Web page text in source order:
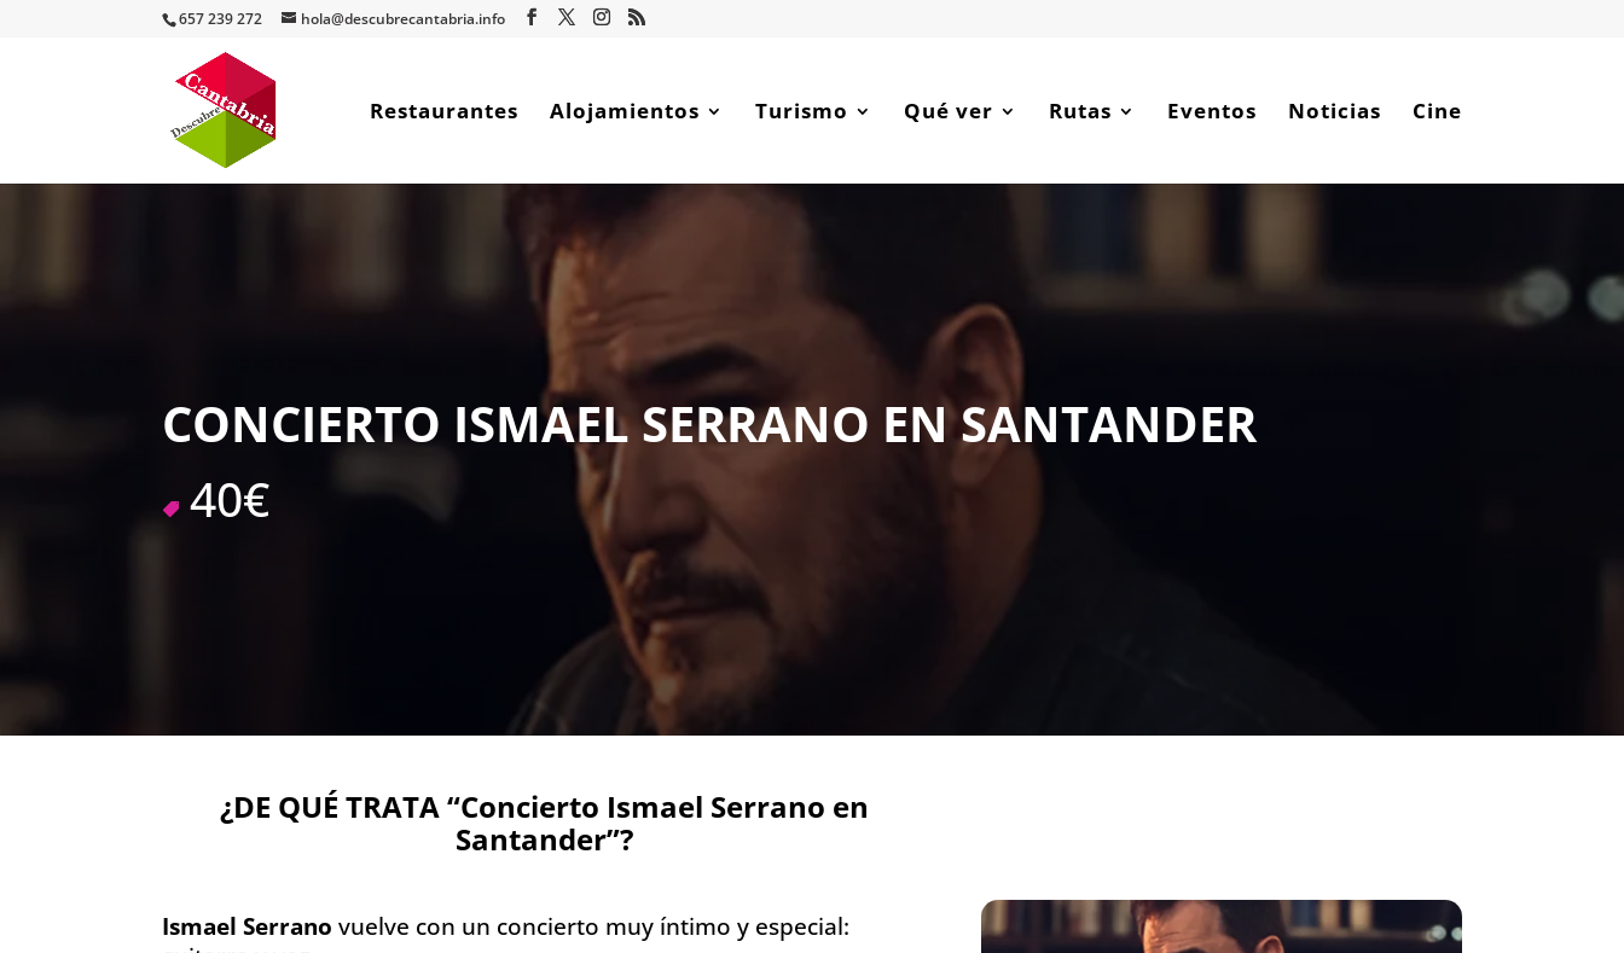
657 239 272 hola@descubrecantabria.info
Restaurantes Alojamientos Turismo Qué ver Rutas Eventos Noticias Cine
CONCIERTO ISMAEL SERRANO EN SANTANDER
40€
¿DE QUÉ TRATA “Concierto Ismael Serrano en
Santander”?
Ismael Serrano vuelve con un concierto muy íntimo y especial: